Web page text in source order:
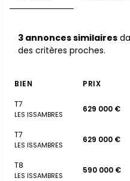
3 annonces similaires
des critères proches.
BIEN PRIX
T7
LES ISSAMBRES
629 000 €
T7
LES ISSAMBRES
629 000 €
T8
LES ISSAMBRES
590 000 €